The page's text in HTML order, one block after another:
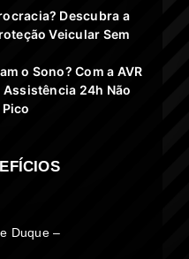
Descubra a
Veicular Sem
o Sono? Com a AVR
Assistência 24h Não
Duque –